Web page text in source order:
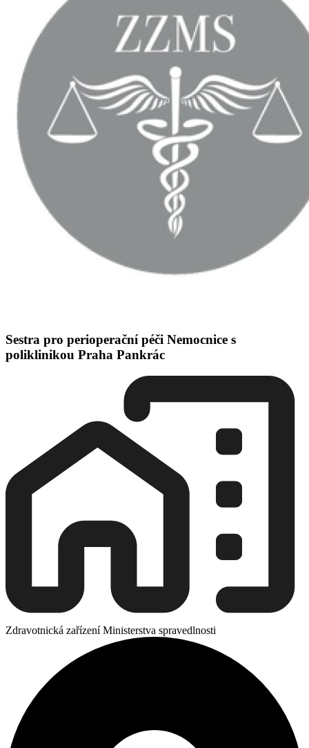
Sestra pro perioperační péči Nemocnice s
poliklinikou Praha Pankrác
Zdravotnická zařízení Ministerstva spravedlnosti